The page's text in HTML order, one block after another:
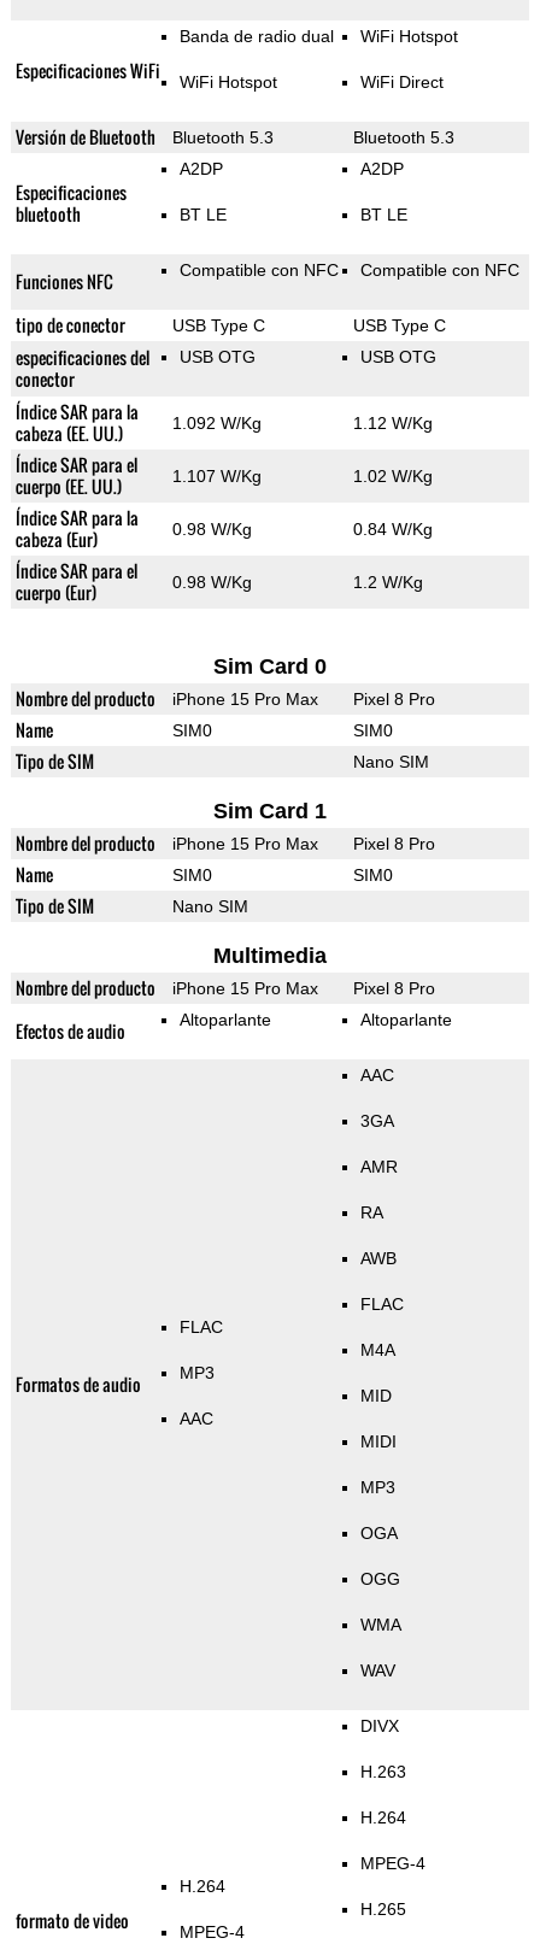
Especificaciones WiFi
Banda de radio dual
WiFi Hotspot
WiFi Hotspot
WiFi Direct
Versión de Bluetooth Bluetooth 5.3 Bluetooth 5.3
Especificaciones
bluetooth
A2DP
BT LE
A2DP
BT LE
Funciones NFC Compatible con NFC Compatible con NFC
tipo de conector USB Type C USB Type C
especificaciones del
conector
USB OTG USB OTG
Índice SAR para la
cabeza (EE. UU.)
1.092 W/Kg 1.12 W/Kg
Índice SAR para el
cuerpo (EE. UU.)
1.107 W/Kg 1.02 W/Kg
Índice SAR para la
cabeza (Eur)
0.98 W/Kg 0.84 W/Kg
Índice SAR para el
cuerpo (Eur)
0.98 W/Kg 1.2 W/Kg
Sim Card 0
Nombre del producto iPhone 15 Pro Max Pixel 8 Pro
Name SIM0 SIM0
Tipo de SIM Nano SIM
Sim Card 1
Nombre del producto iPhone 15 Pro Max Pixel 8 Pro
Name SIM0 SIM0
Tipo de SIM Nano SIM
Multimedia
Nombre del producto iPhone 15 Pro Max Pixel 8 Pro
Efectos de audio Altoparlante Altoparlante
Formatos de audio
FLAC
MP3
AAC
AAC
3GA
AMR
RA
AWB
FLAC
M4A
MID
MIDI
MP3
OGA
OGG
WMA
WAV
formato de video
H.264
MPEG-4
DIVX
H.263
H.264
MPEG-4
H.265